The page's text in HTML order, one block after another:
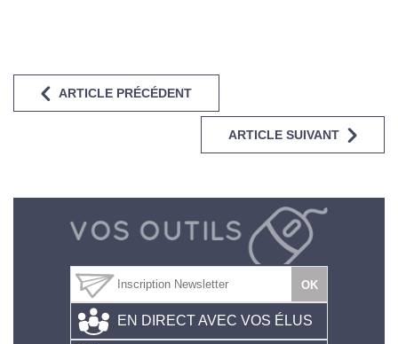
ARTICLE PRÉCÉDENT
ARTICLE SUIVANT
EN DIRECT AVEC VOS ÉLUS